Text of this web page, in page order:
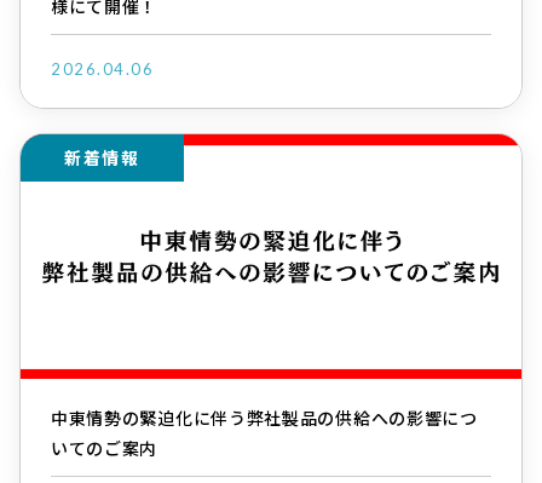
様にて開催！
2026.04.06
新着情報
中東情勢の緊迫化に伴う弊社製品の供給への影響につ
いてのご案内